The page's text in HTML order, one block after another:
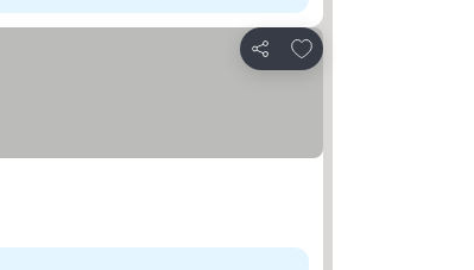
Compartir
Añadir a favoritos